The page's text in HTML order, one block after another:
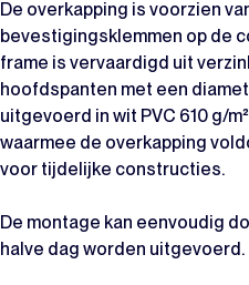
De overkapping is voorzien
bevestigingsklemmen op de
frame is vervaardigd uit
hoofdspanten met een
uitgevoerd in wit PVC 610 g/
waarmee de overkapping
voor tijdelijke constructies.
De montage kan eenvoudig
halve dag worden uitgevoerd.